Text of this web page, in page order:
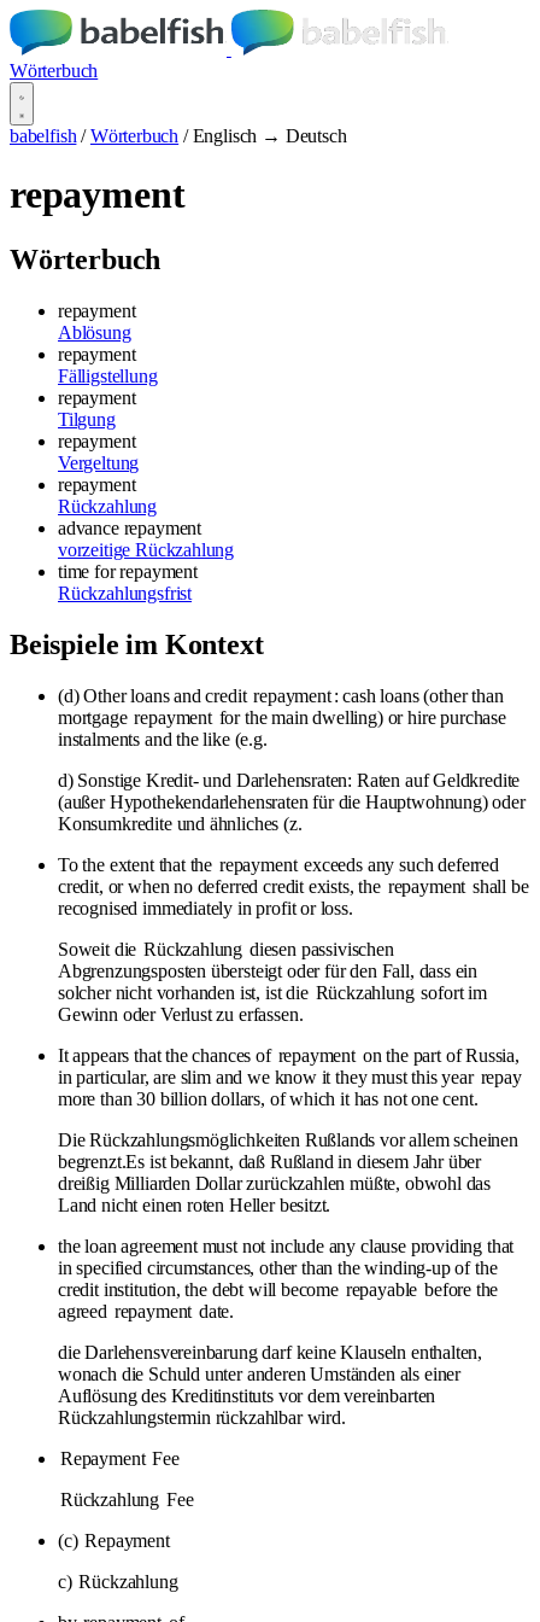
Wörterbuch
babelfish / Wörterbuch / Englisch → Deutsch
repayment
Wörterbuch
repayment
Ablösung
repayment
Fälligstellung
repayment
Tilgung
repayment
Vergeltung
repayment
Rückzahlung
advance repayment
vorzeitige Rückzahlung
time for repayment
Rückzahlungsfrist
Beispiele im Kontext
(d) Other loans and credit repayment: cash loans (other than
mortgage repayment for the main dwelling) or hire purchase
instalments and the like (e.g.
d) Sonstige Kredit- und Darlehensraten: Raten auf Geldkredite
(außer Hypothekendarlehensraten für die Hauptwohnung) oder
Konsumkredite und ähnliches (z.
To the extent that the repayment exceeds any such deferred
credit, or when no deferred credit exists, the repayment shall be
recognised immediately in profit or loss.
Soweit die Rückzahlung diesen passivischen
Abgrenzungsposten übersteigt oder für den Fall, dass ein
solcher nicht vorhanden ist, ist die Rückzahlung sofort im
Gewinn oder Verlust zu erfassen.
It appears that the chances of repayment on the part of Russia,
in particular, are slim and we know it they must this year repay
more than 30 billion dollars, of which it has not one cent.
Die Rückzahlungsmöglichkeiten Rußlands vor allem scheinen
begrenzt.Es ist bekannt, daß Rußland in diesem Jahr über
dreißig Milliarden Dollar zurückzahlen müßte, obwohl das
Land nicht einen roten Heller besitzt.
the loan agreement must not include any clause providing that
in specified circumstances, other than the winding-up of the
credit institution, the debt will become repayable before the
agreed repayment date.
die Darlehensvereinbarung darf keine Klauseln enthalten,
wonach die Schuld unter anderen Umständen als einer
Auflösung des Kreditinstituts vor dem vereinbarten
Rückzahlungstermin rückzahlbar wird.
Repayment Fee
Rückzahlung Fee
(c) Repayment
c) Rückzahlung